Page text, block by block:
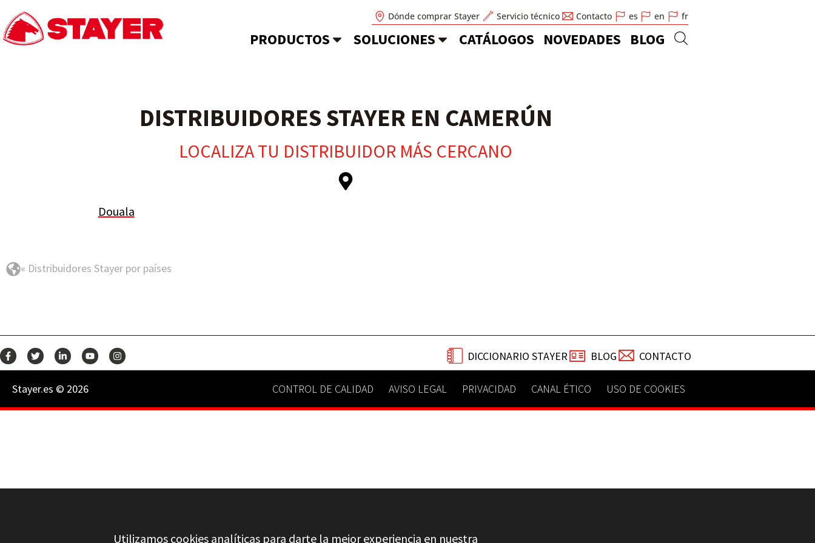
Dónde comprar Stayer Servicio técnico Contacto es en fr
PRODUCTOS SOLUCIONES CATÁLOGOS NOVEDADES BLOG
DISTRIBUIDORES STAYER EN CAMERÚN
LOCALIZA TU DISTRIBUIDOR MÁS CERCANO
Douala
« Distribuidores Stayer por países
DICCIONARIO STAYER BLOG CONTACTO
Stayer.es © 2026 CONTROL DE CALIDAD AVISO LEGAL PRIVACIDAD CANAL ÉTICO USO DE COOKIES
Utilizamos cookies analíticas para darte la mejor experiencia en nuestra